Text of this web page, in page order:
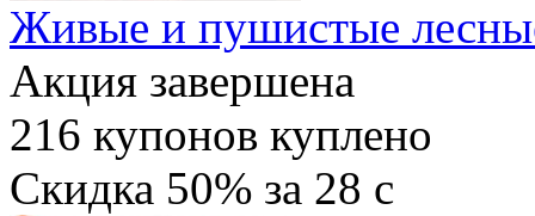
Живые и пушистые
Акция завершена
216 купонов куплено
Скидка 50% за 28 c